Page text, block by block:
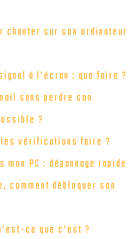
chanter sur son ordinateur
à l’écran : que faire ?
sans perdre son
?
vérifications faire ?
PC : dépannage rapide
comment débloquer son
ce que c’est ?